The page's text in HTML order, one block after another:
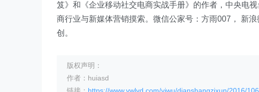
笈》和《企业移动社交电商实战手册》的作者，中央电
商行业与新媒体营销摸索。微信公家号：方雨007， 新
创。
版权声明：
作者：huiasd